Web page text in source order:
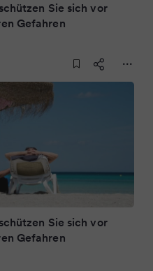
Sie sich vor
Gefahren
Sie sich vor
Gefahren